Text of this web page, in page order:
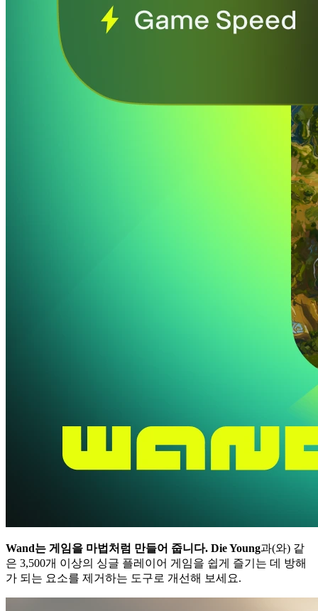
Wand는 게임을 마법처럼 만들어 줍니다. Die Young과(와) 같
은 3,500개 이상의 싱글 플레이어 게임을 쉽게 즐기는 데 방해
가 되는 요소를 제거하는 도구로 개선해 보세요.